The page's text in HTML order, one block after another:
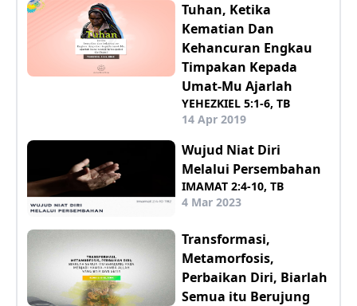
Tuhan, Ketika
Kematian Dan
Kehancuran Engkau
Timpakan Kepada
Umat-Mu Ajarlah
YEHEZKIEL 5:1-6, TB
14 Apr 2019
Wujud Niat Diri
Melalui Persembahan
IMAMAT 2:4-10, TB
4 Mar 2023
Transformasi,
Metamorfosis,
Perbaikan Diri, Biarlah
Semua itu Berujung